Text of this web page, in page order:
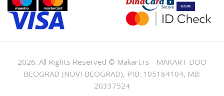
2026. All Rights Reserved © Makart.rs - MAKART DOO
BEOGRAD (NOVI BEOGRAD), PIB: 105184104, MB:
20337524